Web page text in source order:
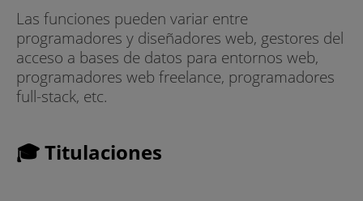
Las funciones pueden variar entre
programadores y diseñadores web, gestores del
acceso a bases de datos para entornos web,
programadores web freelance, programadores
full-stack, etc.
🎓 Titulaciones